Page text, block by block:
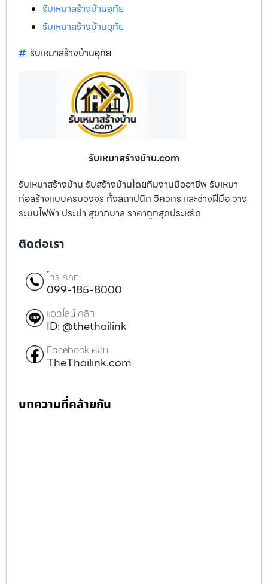
รับเหมาสร้างบ้านอุทัย
รับเหมาสร้างบ้านอุทัย
รับเหมาสร้างบ้านอุทัย
รับเหมาสร้างบ้าน.com
รับเหมาสร้างบ้าน รับสร้างบ้านโดยทีมงานมืออาชีพ รับเหมา
ก่อสร้างแบบครบวงจร ทั้งสถาปนิก วิศวกร และช่างฝีมือ วาง
ระบบไฟฟ้า ประปา สุขาภิบาล ราคาถูกสุดประหยัด
ติดต่อเรา
โทร คลิก
099-185-8000
แอดไลน์ คลิก
ID: @thethailink
Facebook คลิก
TheThailink.com
บทความที่คล้ายกัน